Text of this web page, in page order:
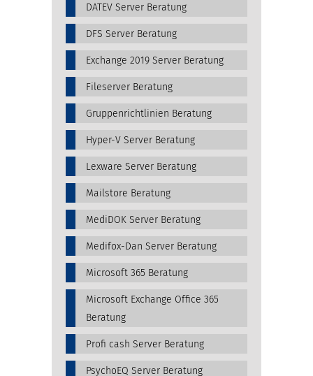
DATEV Server Beratung
DFS Server Beratung
Exchange 2019 Server Beratung
Fileserver Beratung
Gruppenrichtlinien Beratung
Hyper-V Server Beratung
Lexware Server Beratung
Mailstore Beratung
MediDOK Server Beratung
Medifox-Dan Server Beratung
Microsoft 365 Beratung
Microsoft Exchange Office 365
Beratung
Profi cash Server Beratung
PsychoEQ Server Beratung